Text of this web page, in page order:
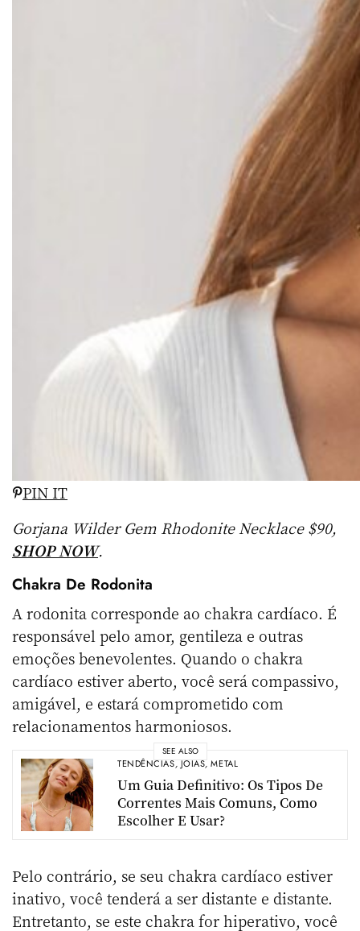
PIN IT
Gorjana Wilder Gem Rhodonite Necklace $90,
SHOP NOW.
Chakra De Rodonita
A rodonita corresponde ao chakra cardíaco. É
responsável pelo amor, gentileza e outras
emoções benevolentes. Quando o chakra
cardíaco estiver aberto, você será compassivo,
amigável, e estará comprometido com
relacionamentos harmoniosos.
SEE ALSO
TENDÊNCIAS, JÓIAS,METAL
Um Guia Definitivo: Os Tipos De
Correntes Mais Comuns, Como
Escolher E Usar?
Pelo contrário, se seu chakra cardíaco estiver
inativo, você tenderá a ser distante e distante.
Entretanto, se este chakra for hiperativo, você